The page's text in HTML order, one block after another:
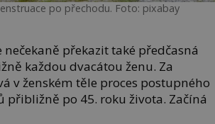
po přechodu. Foto: pixabay
překazit také předčasná
každou dvacátou ženu. Za
v ženském těle proces postupného
po 45. roku života. Začíná